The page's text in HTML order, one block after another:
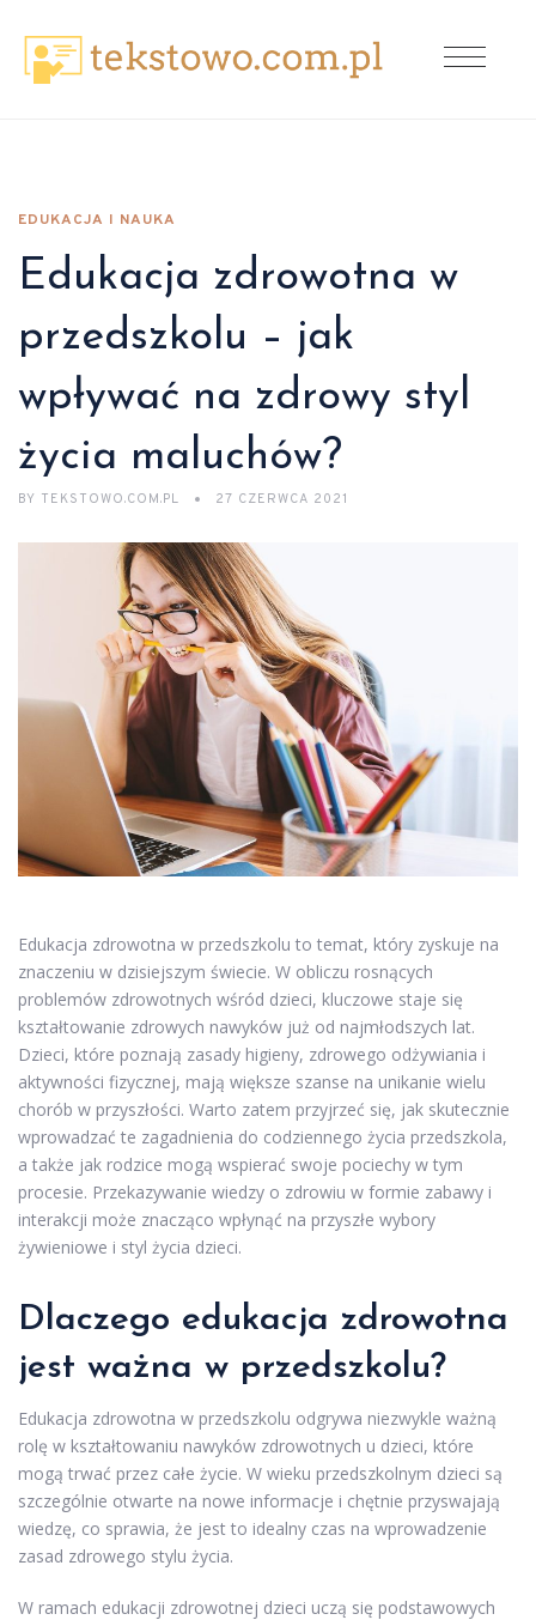
EDUKACJA I NAUKA
Edukacja zdrowotna w
przedszkolu – jak
wpływać na zdrowy styl
życia maluchów?
BY TEKSTOWO.COM.PL 27 CZERWCA 2021
Edukacja zdrowotna w przedszkolu to temat, który zyskuje na
znaczeniu w dzisiejszym świecie. W obliczu rosnących
problemów zdrowotnych wśród dzieci, kluczowe staje się
kształtowanie zdrowych nawyków już od najmłodszych lat.
Dzieci, które poznają zasady higieny, zdrowego odżywiania i
aktywności fizycznej, mają większe szanse na unikanie wielu
chorób w przyszłości. Warto zatem przyjrzeć się, jak skutecznie
wprowadzać te zagadnienia do codziennego życia przedszkola,
a także jak rodzice mogą wspierać swoje pociechy w tym
procesie. Przekazywanie wiedzy o zdrowiu w formie zabawy i
interakcji może znacząco wpłynąć na przyszłe wybory
żywieniowe i styl życia dzieci.
Dlaczego edukacja zdrowotna
jest ważna w przedszkolu?
Edukacja zdrowotna w przedszkolu odgrywa niezwykle ważną
rolę w kształtowaniu nawyków zdrowotnych u dzieci, które
mogą trwać przez całe życie. W wieku przedszkolnym dzieci są
szczególnie otwarte na nowe informacje i chętnie przyswajają
wiedzę, co sprawia, że jest to idealny czas na wprowadzenie
zasad zdrowego stylu życia.
W ramach edukacji zdrowotnej dzieci uczą się podstawowych